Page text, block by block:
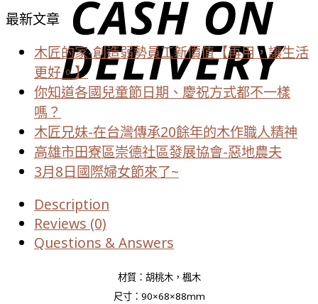
最新文章
木匠的家-創造弱勢員工新價值【再用，讓生活
更好。】
你知道各國兒童節日期、慶祝方式都不一樣
嗎？
木匠兄妹-在台灣傳承20餘年的木作職人精神
高雄市田寮區崇德社區發展協會-惡地農夫
3月8日國際婦女節來了~
Description
Reviews (0)
Questions & Answers
材質：胡桃木，楓木
尺寸：90×68×88mm